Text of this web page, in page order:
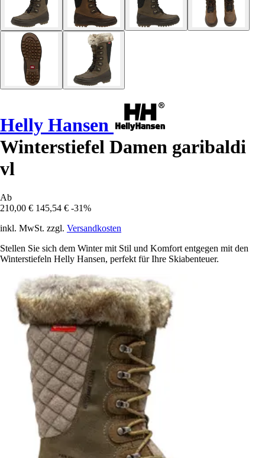
Helly Hansen
Winterstiefel Damen garibaldi
vl
Ab
210,00 € 145,54 € -31%
inkl. MwSt. zzgl. Versandkosten
Stellen Sie sich dem Winter mit Stil und Komfort entgegen mit den
Winterstiefeln Helly Hansen, perfekt für Ihre Skiabenteuer.